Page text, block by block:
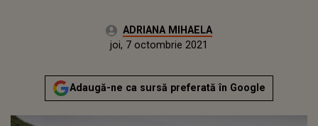
Autor:ADRIANA MIHAELA
Actualizat:
joi, 7 octombrie 2021
Adaugă-ne ca sursă preferată în Google